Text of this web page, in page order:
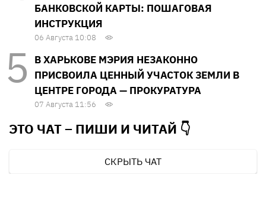
БАНКОВСКОЙ КАРТЫ: ПОШАГОВАЯ
ИНСТРУКЦИЯ
06 Августа 10:08
В ХАРЬКОВЕ МЭРИЯ НЕЗАКОННО
ПРИСВОИЛА ЦЕННЫЙ УЧАСТОК ЗЕМЛИ В
ЦЕНТРЕ ГОРОДА — ПРОКУРАТУРА
07 Августа 11:56
ЭТО ЧАТ – ПИШИ И ЧИТАЙ 👇
СКРЫТЬ ЧАТ